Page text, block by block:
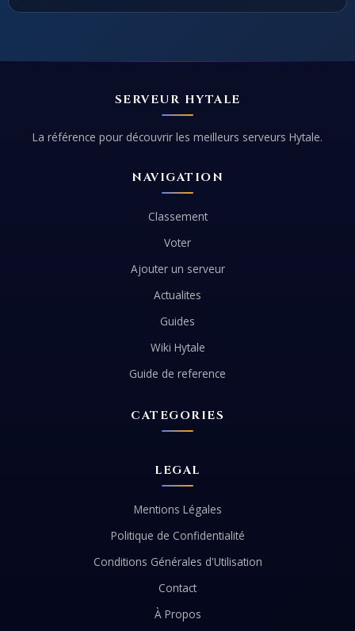
SERVEUR HYTALE
La référence pour découvrir les meilleurs serveurs Hytale.
NAVIGATION
Classement
Voter
Ajouter un serveur
Actualites
Guides
Wiki Hytale
Guide de reference
CATEGORIES
LEGAL
Mentions Légales
Politique de Confidentialité
Conditions Générales d'Utilisation
Contact
À Propos